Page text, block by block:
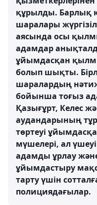
құрылды. Барлық
шаралары
аясында осы
адамдар
ұйымдасқан
болып шықты.
шаралардың
бойынша тоғыз
Қазығұрт, Келес
аудандарының
төртеуі
мүшелері, ал
адамды ұрлау және
ұйымдастыру
тарту үшін
полициядағылар.